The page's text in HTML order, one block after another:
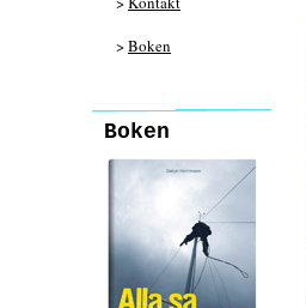
>Boken
Boken